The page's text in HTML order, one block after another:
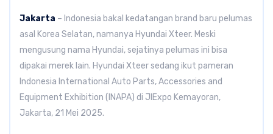
Jakarta – Indonesia bakal kedatangan brand baru pelumas
asal Korea Selatan, namanya Hyundai Xteer. Meski
mengusung nama Hyundai, sejatinya pelumas ini bisa
dipakai merek lain. Hyundai Xteer sedang ikut pameran
Indonesia International Auto Parts, Accessories and
Equipment Exhibition (INAPA) di JIExpo Kemayoran,
Jakarta, 21 Mei 2025.